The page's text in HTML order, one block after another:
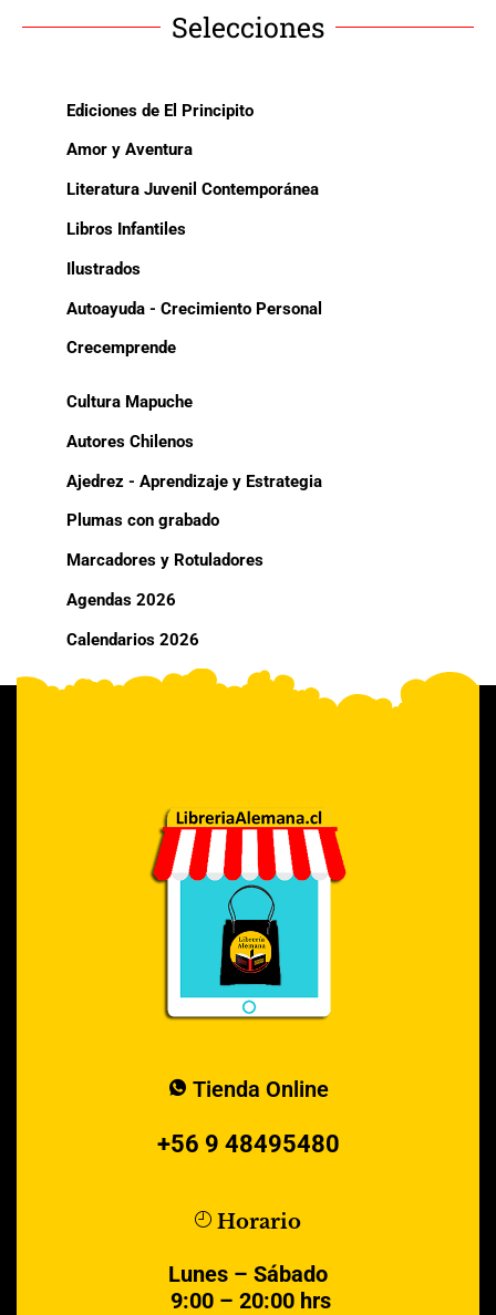
Selecciones
Ediciones de El Principito
Amor y Aventura
Literatura Juvenil Contemporánea
Libros Infantiles
Ilustrados
Autoayuda - Crecimiento Personal
Crecemprende
Cultura Mapuche
Autores Chilenos
Ajedrez - Aprendizaje y Estrategia
Plumas con grabado
Marcadores y Rotuladores
Agendas 2026
Calendarios 2026
Tienda Online
+56 9 48495480
Horario
Lunes – Sábado
9:00 – 20:00 hrs